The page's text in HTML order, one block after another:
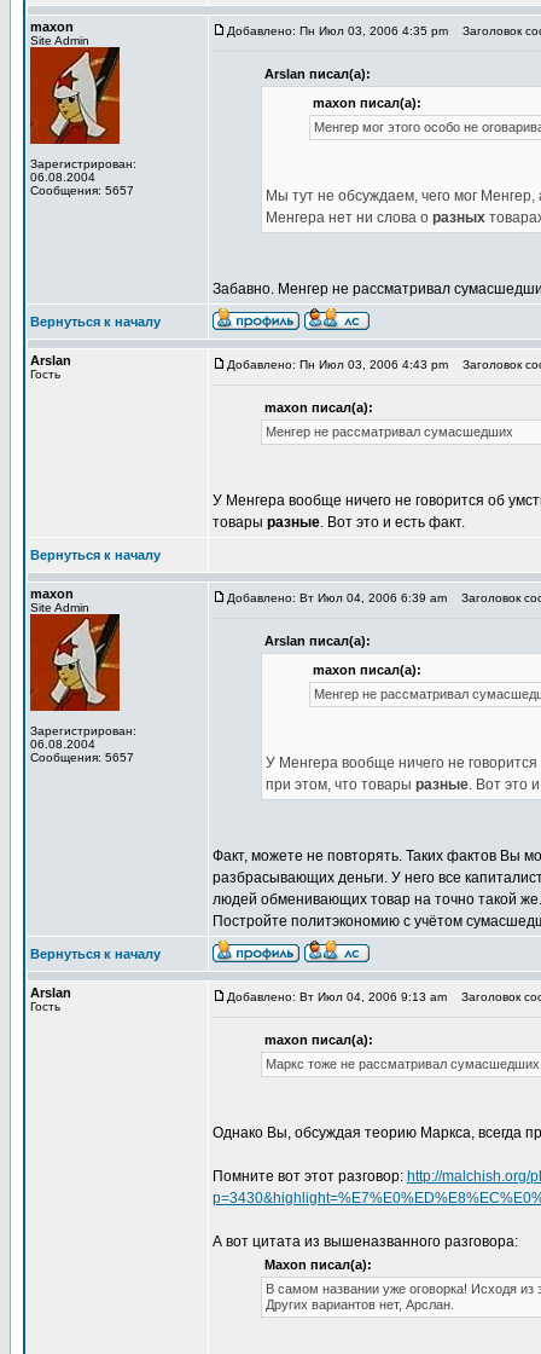
maxon
Site Admin
Зарегистрирован:
06.08.2004
Сообщения: 5657
Добавлено: Пн Июл 03, 2006 4:35 pm Заголовок
Arslan писал(а):
maxon писал(а):
Менгер мог этого особо не
Мы тут не обсуждаем, чего мог
Менгера нет ни слова о разных
Забавно. Менгер не рассматривал
Вернуться к началу
Arslan
Гость
Добавлено: Пн Июл 03, 2006 4:43 pm Заголовок
maxon писал(а):
Менгер не рассматривал сумасшедших
У Менгера вообще ничего не говорится об
товары разные. Вот это и есть факт.
Вернуться к началу
maxon
Site Admin
Зарегистрирован:
06.08.2004
Сообщения: 5657
Добавлено: Вт Июл 04, 2006 6:39 am Заголовок
Arslan писал(а):
maxon писал(а):
Менгер не рассматривал
У Менгера вообще ничего не
при этом, что товары разные. Вот это
Факт, можете не повторять. Таких фактов Вы
разбрасывающих деньги. У него все
людей обменивающих товар на точно такой
Постройте политэкономию с учётом
Вернуться к началу
Arslan
Гость
Добавлено: Вт Июл 04, 2006 9:13 am Заголовок
maxon писал(а):
Маркс тоже не рассматривал
Однако Вы, обсуждая теорию Маркса, всегда
Помните вот этот разговор: http://malchish.org/
А вот цитата из вышеназванного разговора:
Maxon писал(а):
В самом названии уже оговорка! Исходя
Других вариантов нет, Арслан.